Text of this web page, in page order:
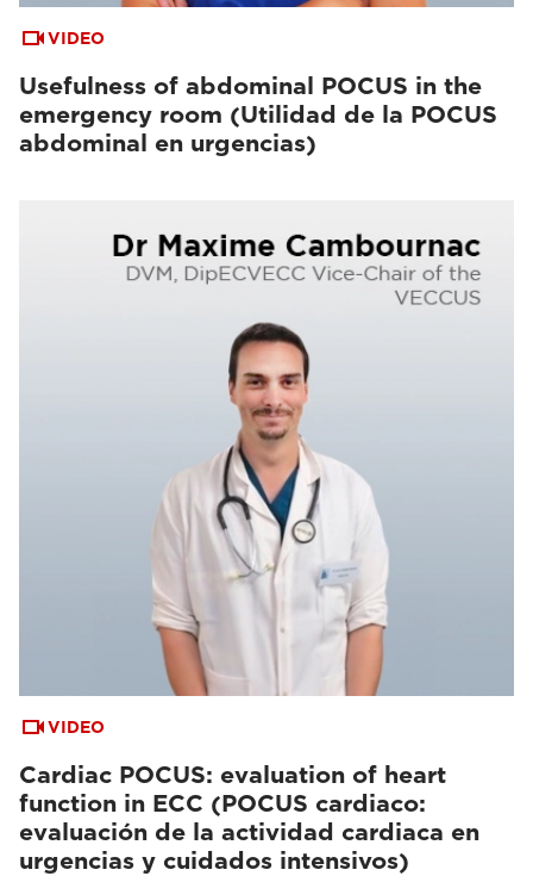
VIDEO
Usefulness of abdominal POCUS in the
emergency room (Utilidad de la POCUS
abdominal en urgencias)
VIDEO
Cardiac POCUS: evaluation of heart
function in ECC (POCUS cardiaco:
evaluación de la actividad cardiaca en
urgencias y cuidados intensivos)